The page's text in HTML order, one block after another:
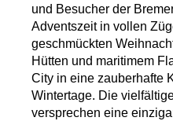
und Besucher der
Adventszeit in vollen
geschmückten
Hütten und maritimem
City in eine zauberhafte
Wintertage. Die
versprechen eine